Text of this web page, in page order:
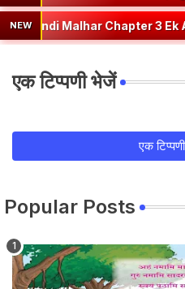
NEWChapter 3 Ek Aashirwad | एक
एक टिप्पणी भेजें
एक
Popular Posts